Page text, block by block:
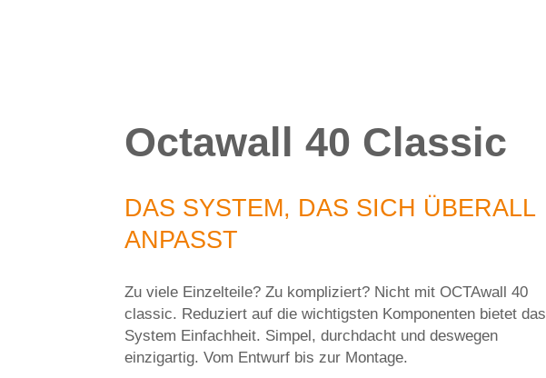
Octawall 40 Classic
DAS SYSTEM, DAS SICH ÜBERALL
ANPASST
Zu viele Einzelteile? Zu kompliziert? Nicht mit OCTAwall 40
classic. Reduziert auf die wichtigsten Komponenten bietet das
System Einfachheit. Simpel, durchdacht und deswegen
einzigartig. Vom Entwurf bis zur Montage.